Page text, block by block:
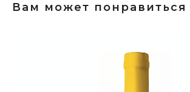
Вам может понравиться